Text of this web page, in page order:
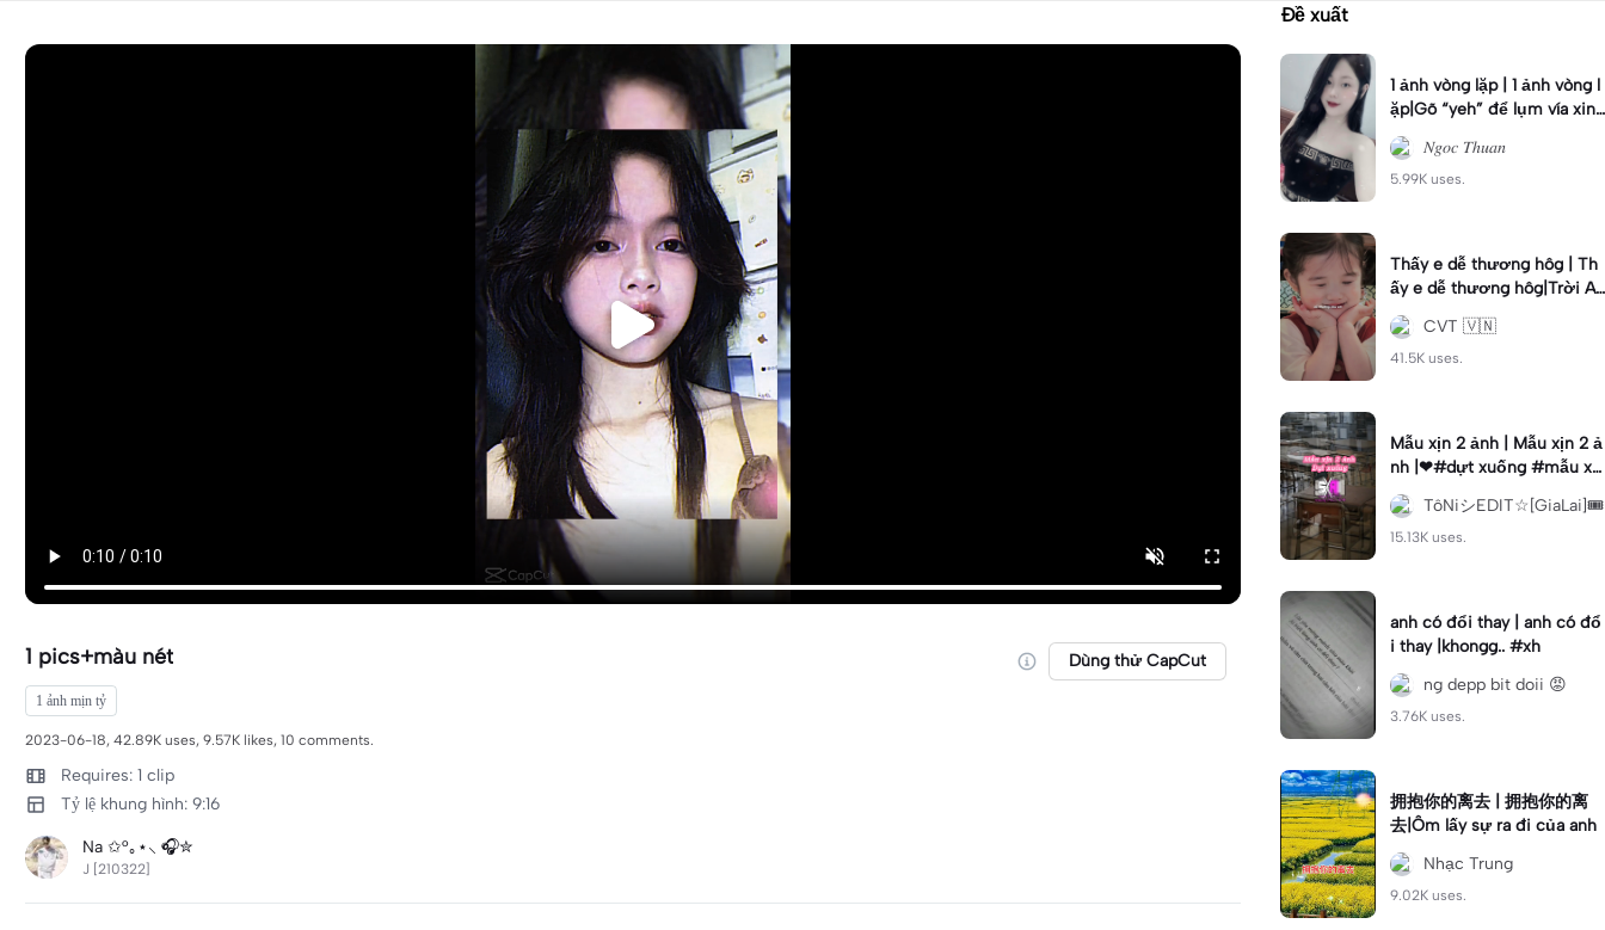
1 pics+màu nét Dùng thử CapCut
1 ảnh mịn tỷ
2023-06-18, 42.89K uses, 9.57K likes, 10 comments.
Requires: 1 clip
Tỷ lệ khung hình: 9:16
Na ✩°｡⋆⸜ 🎧✮
J [210322]
Đề xuất
1 ảnh vòng lặp | 1 ảnh vòng l
ặp|Gõ “yeh” để lụm vía xinh
đẹp hơn #ngocthuan #xh
𝑁𝑔𝑜𝑐 𝑇ℎ𝑢𝑎𝑛
5.99K uses.
Thấy e dễ thương hôg | Th
ấy e dễ thương hôg|Trời An
h có phước lắm á anh#em
be#cvt22
CVT 🇻🇳
41.5K uses.
Mẫu xịn 2 ảnh | Mẫu xịn 2 ả
nh |❤#dựt xuống #mẫu xị
n #2anh#xh#tôniedit81gl😛
TôNiシEDIT☆[GiaLai]🎟
15.13K uses.
anh có đổi thay | anh có đổ
i thay |khongg.. #xh
ng depp bit doii 😡
3.76K uses.
拥抱你的离去 | 拥抱你的离
去|Ôm lấy sự ra đi của anh
Nhạc Trung
9.02K uses.